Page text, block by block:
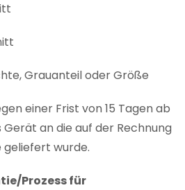
Grauanteil oder Größe
einer Frist von 15 Tagen ab
an die auf der Rechnung
geliefert wurde.
Prozess für